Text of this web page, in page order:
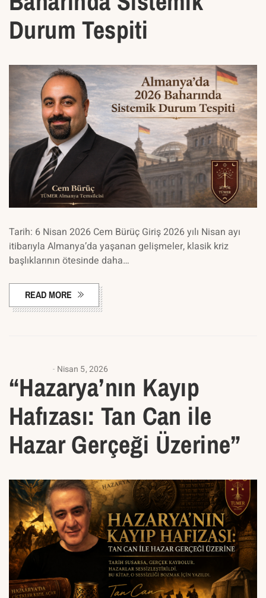
Durum Tespiti
Tarih: 6 Nisan 2026 Cem Bürüç Giriş 2026 yılı Nisan ayı
itibarıyla Almanya’da yaşanan gelişmeler, klasik kriz
başlıklarının ötesinde daha…
READ MORE
Nisan 5, 2026
“Hazarya’nın Kayıp
Hafızası: Tan Can ile
Hazar Gerçeği Üzerine”